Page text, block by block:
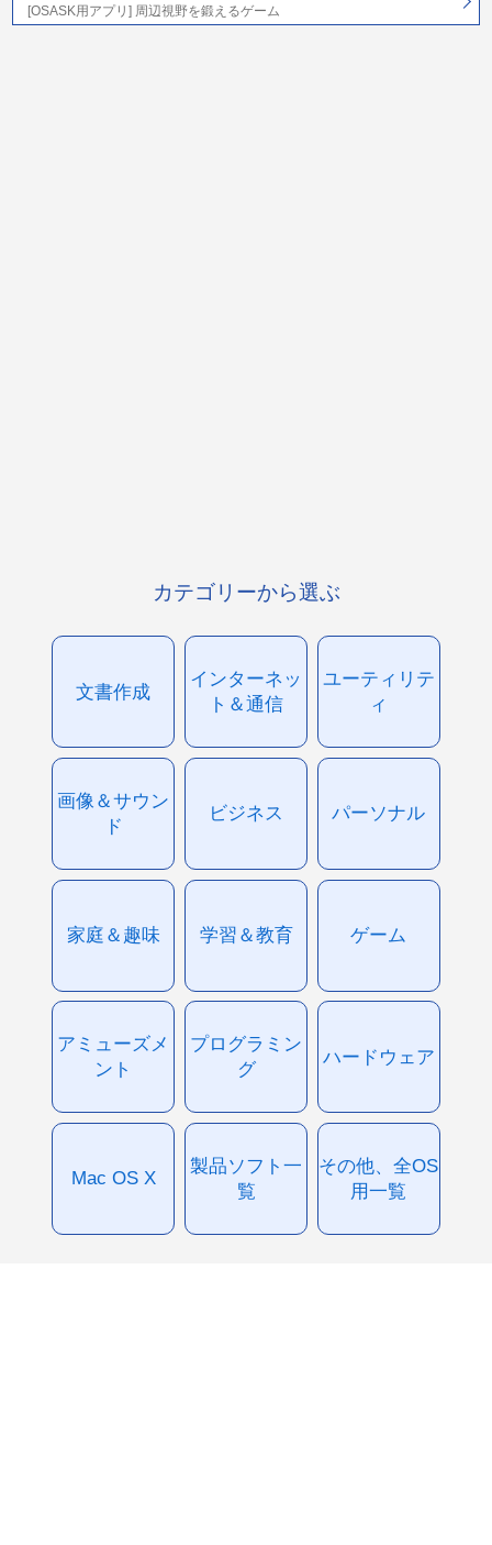
[OSASK用アプリ] 周辺視野を鍛えるゲーム
カテゴリーから選ぶ
文書作成
インターネッ
ト＆通信
ユーティリテ
ィ
画像＆サウン
ド
ビジネス パーソナル
家庭＆趣味 学習＆教育 ゲーム
アミューズメ
ント
プログラミン
グ
ハードウェア
Mac OS X
製品ソフト一
覧
その他、全OS
用一覧